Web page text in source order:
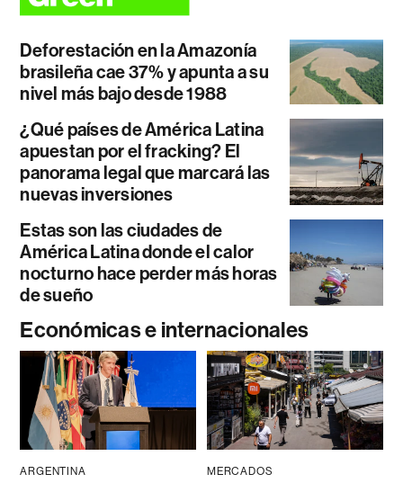
Deforestación en la Amazonía
brasileña cae 37% y apunta a su
nivel más bajo desde 1988
¿Qué países de América Latina
apuestan por el fracking? El
panorama legal que marcará las
nuevas inversiones
Estas son las ciudades de
América Latina donde el calor
nocturno hace perder más horas
de sueño
Económicas e internacionales
ARGENTINA MERCADOS